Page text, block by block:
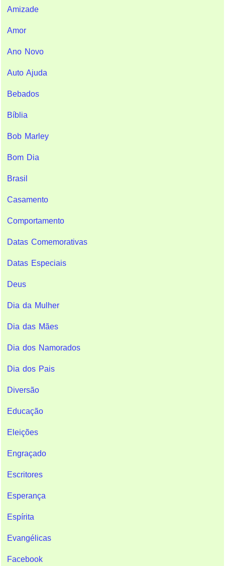
Amizade
Amor
Ano Novo
Auto Ajuda
Bebados
Bíblia
Bob Marley
Bom Dia
Brasil
Casamento
Comportamento
Datas Comemorativas
Datas Especiais
Deus
Dia da Mulher
Dia das Mães
Dia dos Namorados
Dia dos Pais
Diversão
Educação
Eleições
Engraçado
Escritores
Esperança
Espírita
Evangélicas
Facebook